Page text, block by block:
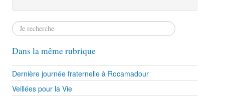
Dans la même rubrique
Dernière journée fraternelle à Rocamadour
Veillées pour la Vie